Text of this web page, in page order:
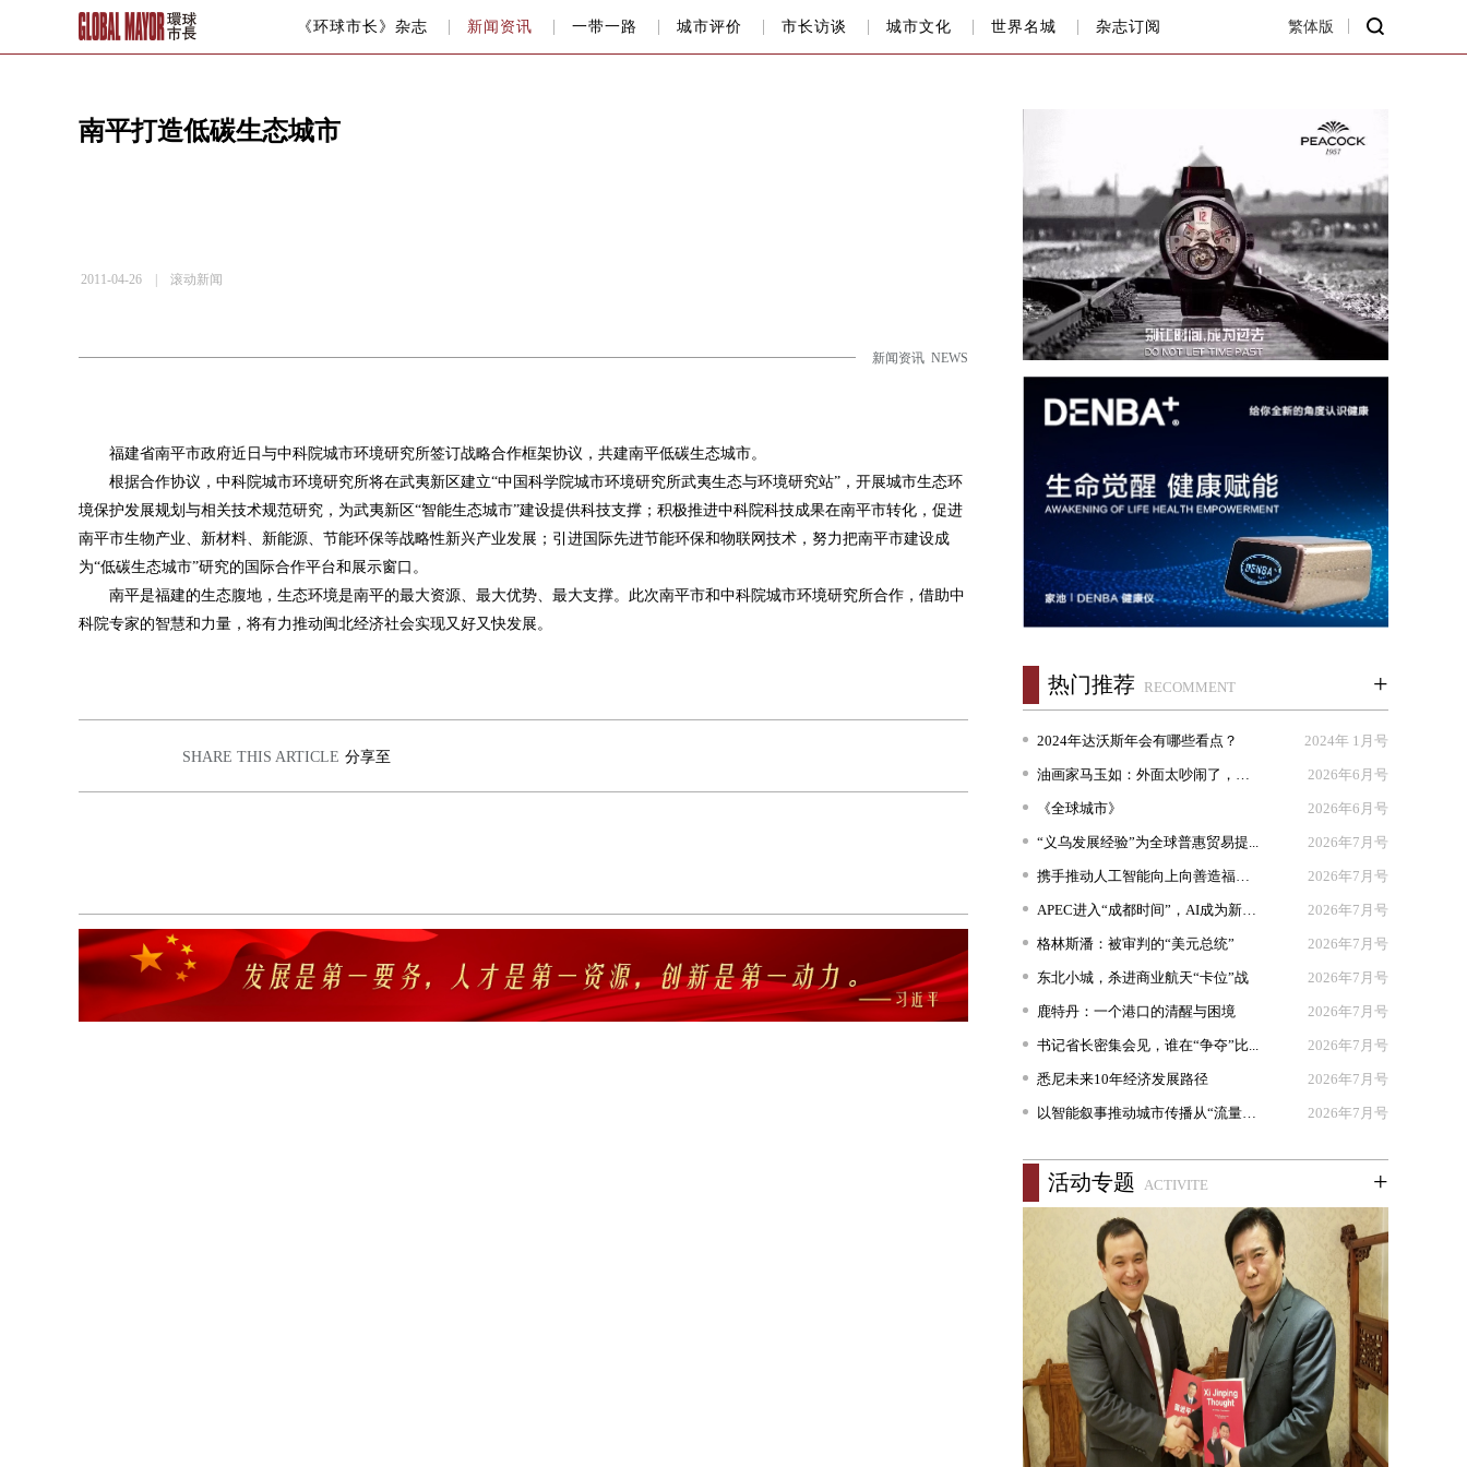
《环球市长》杂志 新闻资讯 一带一路 城市评价 市长访谈 城市文化 世界名城 杂志订阅 繁体版
南平打造低碳生态城市
2011-04-26 | 滚动新闻
新闻资讯 NEWS
福建省南平市政府近日与中科院城市环境研究所签订战略合作框架协议，共建南平低碳生态城市。
根据合作协议，中科院城市环境研究所将在武夷新区建立“中国科学院城市环境研究所武夷生态与环境研究站” ，开展城市生态环
境保护发展规划与相关技术规范研究，为武夷新区“智能生态城市”建设提供科技支撑；积极推进中科院科技成果在南平市转化，促进
南平市生物产业、新材料、新能源、节能环保等战略性新兴产业发展；引进国际先进节能环保和物联网技术，努力把南平市建设成
为“低碳生态城市”研究的国际合作平台和展示窗口。
南平是福建的生态腹地，生态环境是南平的最大资源、最大优势、最大支撑。此次南平市和中科院城市环境研究所合作，借助中
科院专家的智慧和力量，将有力推动闽北经济社会实现又好又快发展。
SHARE THIS ARTICLE 分享至
热门推荐 RECOMMENT +
2024年达沃斯年会有哪些看点？ 2024年 1月号
油画家马玉如：外面太吵闹了，我想... 2026年6月号
《全球城市》 2026年6月号
“义乌发展经验”为全球普惠贸易提... 2026年7月号
携手推动人工智能向上向善造福人类 2026年7月号
APEC进入“成都时间”，AI成为新坐... 2026年7月号
格林斯潘：被审判的“美元总统” 2026年7月号
东北小城，杀进商业航天“卡位”战 2026年7月号
鹿特丹：一个港口的清醒与困境 2026年7月号
书记省长密集会见，谁在“争夺”比... 2026年7月号
悉尼未来10年经济发展路径 2026年7月号
以智能叙事推动城市传播从“流量出... 2026年7月号
活动专题 ACTIVITE +